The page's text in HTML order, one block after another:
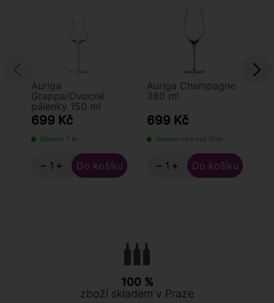
Auriga
Grappa/Ovocné
pálenky 150 ml
699 Kč
Skladem 7 ks
− +
Auriga Champagne
380 ml
699 Kč
Skladem více než 10 ks
− +
100 %
zboží skladem v Praze